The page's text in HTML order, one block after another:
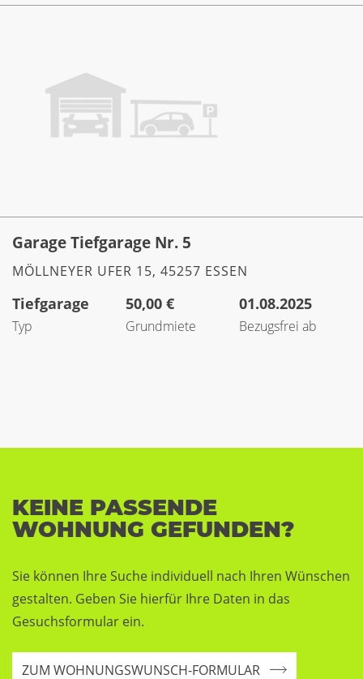
Garage Tiefgarage Nr. 5
MÖLLNEYER UFER 15, 45257 ESSEN
Tiefgarage
Typ
50,00 €
Grundmiete
01.08.2025
Bezugsfrei ab
KEINE PASSENDE
WOHNUNG GEFUNDEN?
Sie können Ihre Suche individuell nach Ihren Wünschen
gestalten. Geben Sie hierfür Ihre Daten in das
Gesuchsformular ein.
ZUM WOHNUNGSWUNSCH-FORMULAR